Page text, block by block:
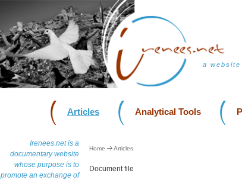
a
Articles Analytical Tools
Irenees.net is a
documentary website
whose purpose is to
promote an exchange of
Home Articles
Document file